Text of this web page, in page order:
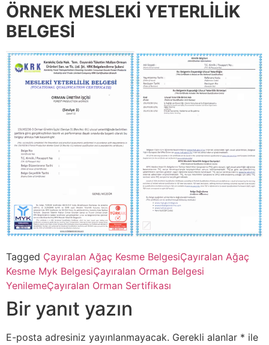
ÖRNEK MESLEKİ YETERLİLİK
BELGESİ
Tagged Çayıralan Ağaç Kesme BelgesiÇayıralan Ağaç
Kesme Myk BelgesiÇayıralan Orman Belgesi
YenilemeÇayıralan Orman Sertifikası
Bir yanıt yazın
E-posta adresiniz yayınlanmayacak. Gerekli alanlar * ile